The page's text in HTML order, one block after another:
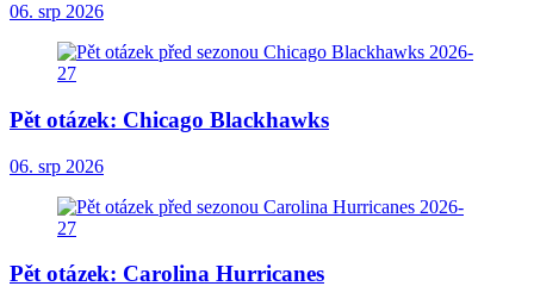
06. srp 2026
Pět otázek: Chicago Blackhawks
06. srp 2026
Pět otázek: Carolina Hurricanes